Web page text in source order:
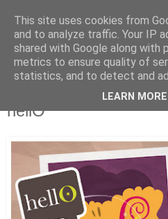
miércoles, 24 de junio de
hellO
This site uses cookies from
and to analyze traffic. Your IP
shared with Google along with
metrics to ensure quality of
statistics, and to detect and
LEARN MORE